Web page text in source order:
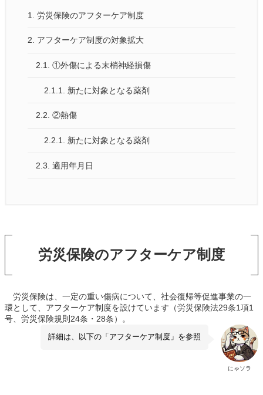
1. 労災保険のアフターケア制度
2. アフターケア制度の対象拡大
2.1. ①外傷による末梢神経損傷
2.1.1. 新たに対象となる薬剤
2.2. ②熱傷
2.2.1. 新たに対象となる薬剤
2.3. 適用年月日
労災保険のアフターケア制度
労災保険は、一定の重い傷病について、社会復帰等促進事業の一
環として、アフターケア制度を設けています（労災保険法29条1項1
号、労災保険規則24条・28条）。
にゃソラ
詳細は、以下の「アフターケア制度」を参照